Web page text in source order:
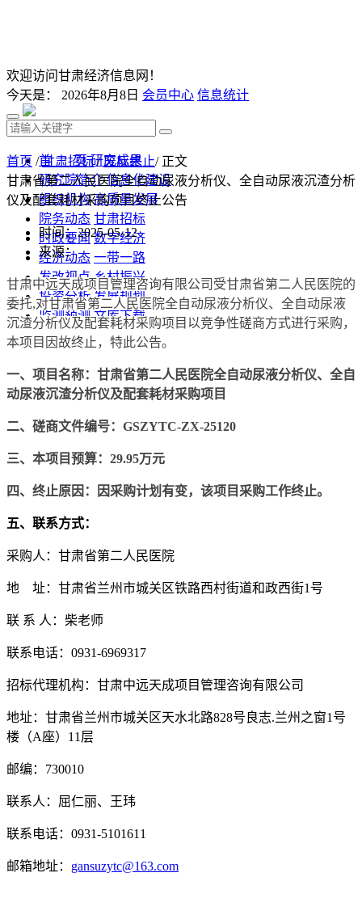
欢迎访问甘肃经济信息网！
今天是： 2026年8月8日 会员中心 信息统计
首 页 研究成果
研究院简介 信息化建设
组织机构 高质量发展
院务动态 甘肃招标
时政要闻 数字经济
经济动态 一带一路
发改视点 乡村振兴
投资分析 发展规划
监测预测 文库下载
首页 /甘肃招标/废标终止/ 正文
甘肃省第二人民医院全自动尿液分析仪、全自动尿液沉渣分析
仪及配套耗材采购项目终止公告
时间：2025-05-12
来源：
甘肃中远天成项目管理咨询有限公司受甘肃省第二人民医院的
委托,对甘肃省第二人民医院全自动尿液分析仪、全自动尿液
沉渣分析仪及配套耗材采购项目以竞争性磋商方式进行采购，
本项目因故终止，特此公告。
一、项目名称：甘肃省第二人民医院全自动尿液分析仪、全自
动尿液沉渣分析仪及配套耗材采购项目
二、 磋商文件编号： GSZYTC-ZX-25120
三、本项目预算： 29.95万元
四、 终止原因：因采购计划有变，该项目采购工作终止。
五、联系方式：
采购人： 甘肃省第二人民医院
地 址：甘肃省兰州市城关区铁路西村街道和政西街1号
联 系 人：柴老师
联系电话： 0931-6969317
招标代理机构：甘肃中远天成项目管理咨询有限公司
地址：甘肃省兰州市城关区天水北路828号良志.兰州之窗1号
楼（A座）11层
邮编： 730010
联系人： 屈仁丽、王玮
联系电话： 0931-5101611
邮箱地址： gansuzytc@163.com